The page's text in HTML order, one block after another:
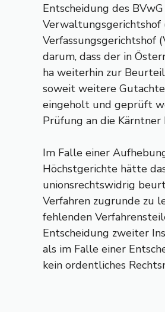
Entscheidung des
Verwaltungsgerichtshof
Verfassungsgerichtshof
darum, dass der in
ha weiterhin zur
soweit weitere
eingeholt und geprüft
Prüfung an die Kärntner
Im Falle einer
Höchstgerichte hätte
unionsrechtswidrig
Verfahren zugrunde zu
fehlenden
Entscheidung zweiter
als im Falle einer
kein ordentliches